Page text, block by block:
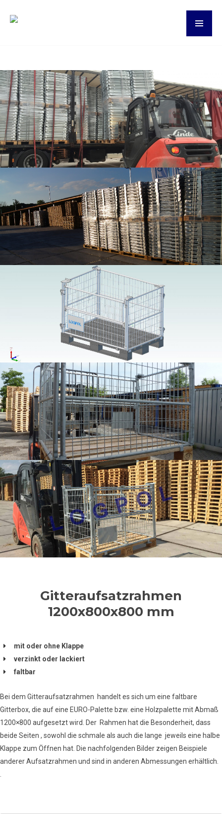
Gitteraufsatzrahmen
1200x800x800 mm
mit oder ohne Klappe
verzinkt oder lackiert
faltbar
Bei dem Gitteraufsatzrahmen handelt es sich um eine faltbare
Gitterbox, die auf eine EURO-Palette bzw. eine Holzpalette mit Abmaß
1200×800 aufgesetzt wird. Der Rahmen hat die Besonderheit, dass
beide Seiten , sowohl die schmale als auch die lange jeweils eine halbe
Klappe zum Öffnen hat. Die nachfolgenden Bilder zeigen Beispiele
anderer Aufsatzrahmen und sind in anderen Abmessungen erhältlich.